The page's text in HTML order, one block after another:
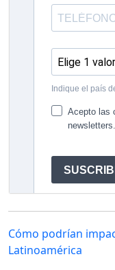
Cómo podrían
Latinoamérica